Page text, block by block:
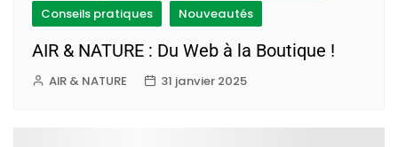
Conseils pratiques
Nouveautés
AIR & NATURE : Du Web à la Boutique !
AIR & NATURE 31 janvier 2025